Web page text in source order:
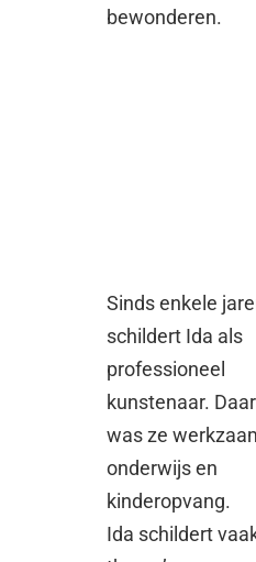
bewonderen.
Sinds enkele
schildert Ida als
professioneel
kunstenaar.
was ze
onderwijs en
kinderopvang.
Ida schildert